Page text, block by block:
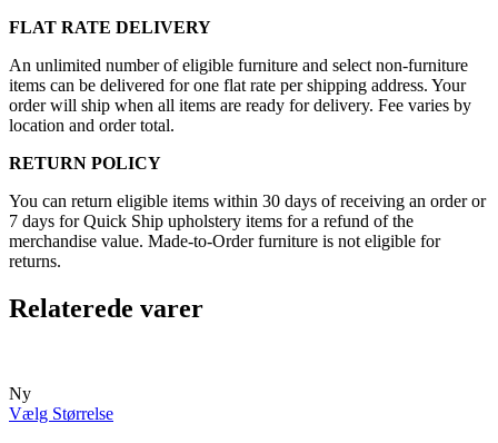
FLAT RATE DELIVERY
An unlimited number of eligible furniture and select non-furniture
items can be delivered for one flat rate per shipping address. Your
order will ship when all items are ready for delivery. Fee varies by
location and order total.
RETURN POLICY
You can return eligible items within 30 days of receiving an order or
7 days for Quick Ship upholstery items for a refund of the
merchandise value. Made-to-Order furniture is not eligible for
returns.
Relaterede varer
Ny
Vælg Størrelse